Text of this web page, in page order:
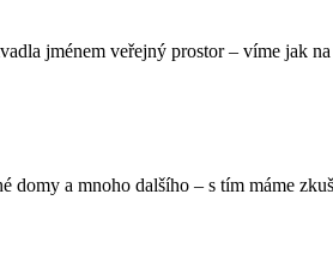
jménem veřejný prostor – víme jak
a mnoho dalšího – s tím máme